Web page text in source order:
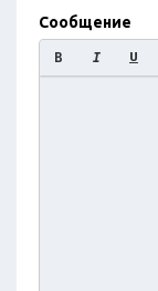
Сообщение